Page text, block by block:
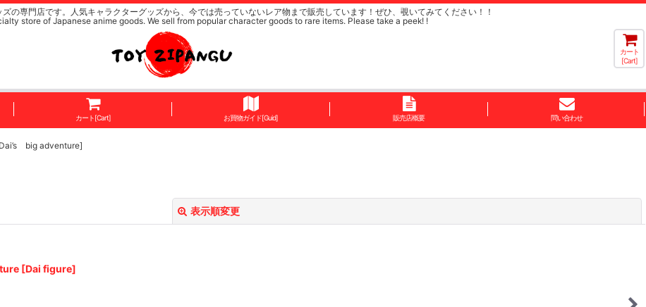
の専門店です。人気キャラクターグッズから、今では売っていないレア物まで販売しています！ぜひ、覗いてみてください！！
store of Japanese anime goods. We sell from popular character goods to rare items. Please take a peek! !
カート
[Cart]
カート[Cart] お買物ガイド[Guid] 販売店概要 問い合わせ
big adventure]
表示順変更
[Dai figure]